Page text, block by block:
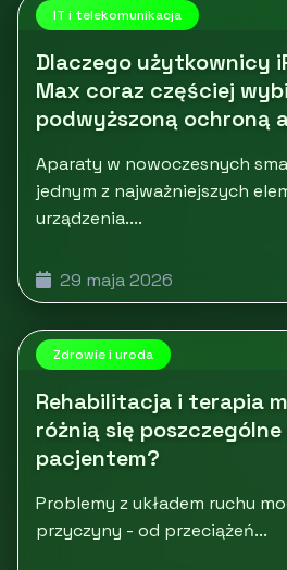
IT i telekomunikacja
Dlaczego użytkownicy
Max coraz częściej
podwyższoną ochroną
Aparaty w nowoczesnych
jednym z najważniejszych
urządzenia....
29 maja 2026
Zdrowie i uroda
Rehabilitacja i terapia
różnią się
pacjentem?
Problemy z układem ruchu
przyczyny - od przeciążeń...